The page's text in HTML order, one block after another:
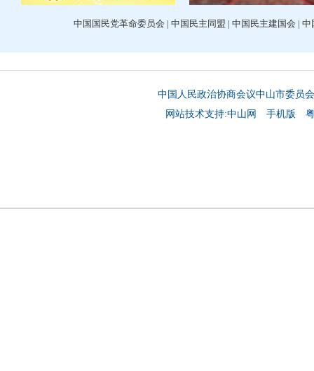
中国国民党革命委员会 | 中国民主同盟 | 中国民主建国会 | 中
中国人民政治协商会议中山市委员
网站技术支持:中山网
手机版